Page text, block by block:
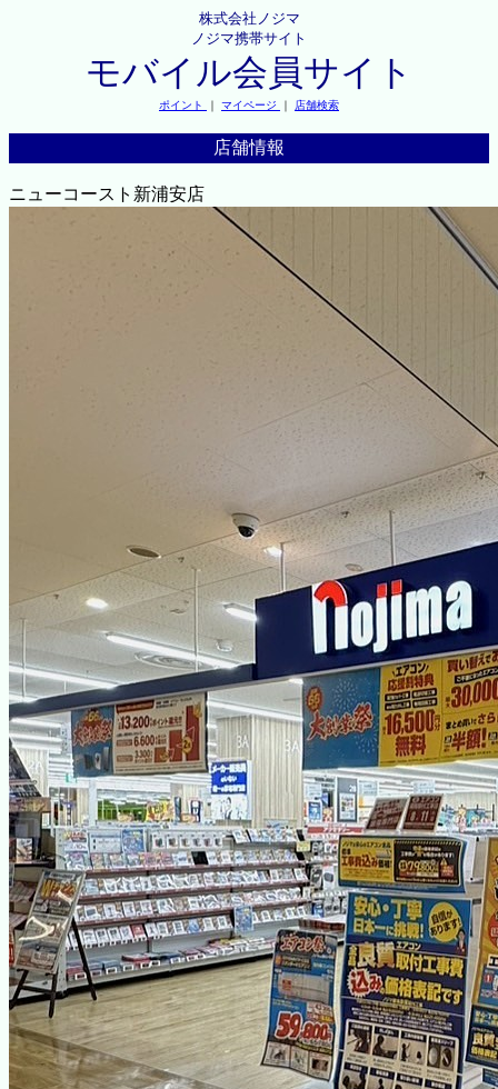
株式会社ノジマ
ノジマ携帯サイト
モバイル会員サイト
ポイント ｜ マイページ ｜ 店舗検索
店舗情報
ニューコースト新浦安店